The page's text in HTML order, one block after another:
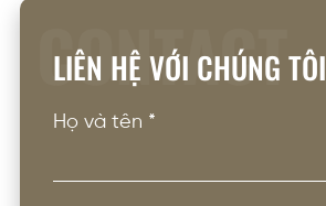
CONTACT
LIÊN HỆ VỚI CHÚNG TÔI
Họ và tên *